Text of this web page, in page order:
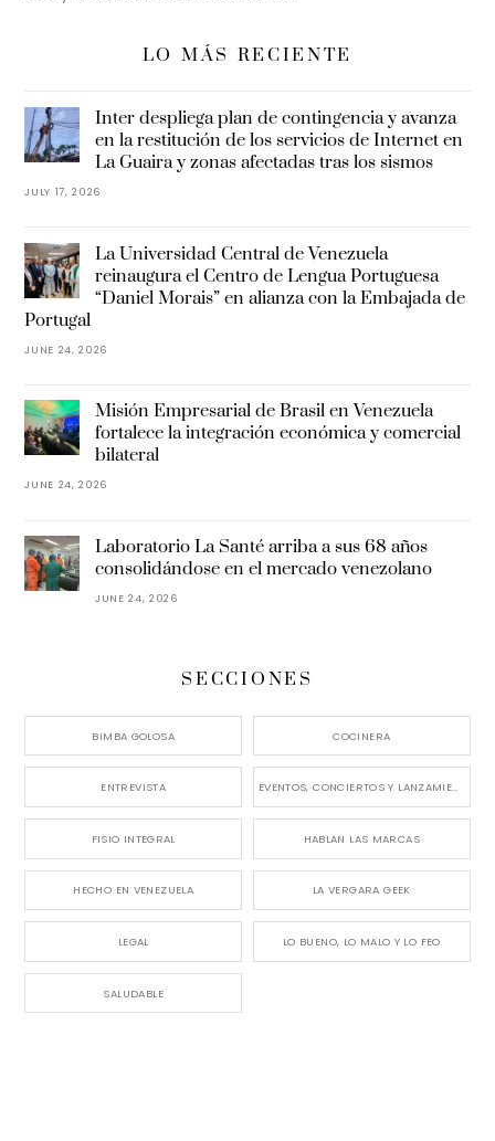
LO MÁS RECIENTE
Inter despliega plan de contingencia y avanza
en la restitución de los servicios de Internet en
La Guaira y zonas afectadas tras los sismos
JULY 17, 2026
La Universidad Central de Venezuela
reinaugura el Centro de Lengua Portuguesa
“Daniel Morais” en alianza con la Embajada de
Portugal
JUNE 24, 2026
Misión Empresarial de Brasil en Venezuela
fortalece la integración económica y comercial
bilateral
JUNE 24, 2026
Laboratorio La Santé arriba a sus 68 años
consolidándose en el mercado venezolano
JUNE 24, 2026
SECCIONES
BIMBA GOLOSA COCINERA
ENTREVISTA EVENTOS, CONCIERTOS Y LANZAMIENTOS
FISIO INTEGRAL HABLAN LAS MARCAS
HECHO EN VENEZUELA LA VERGARA GEEK
LEGAL LO BUENO, LO MALO Y LO FEO
SALUDABLE